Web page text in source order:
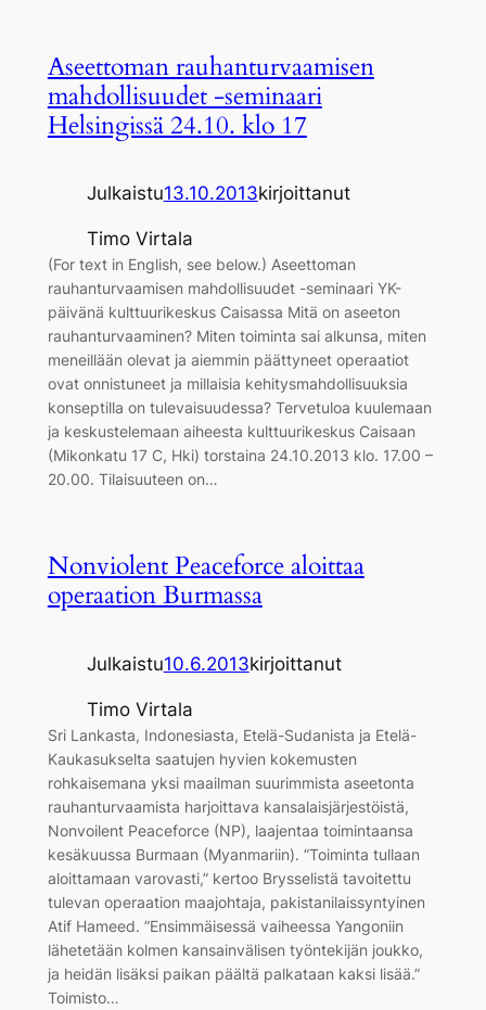
Aseettoman rauhanturvaamisen
mahdollisuudet -seminaari
Helsingissä 24.10. klo 17
Julkaistu13.10.2013kirjoittanut
Timo Virtala
(For text in English, see below.) Aseettoman
rauhanturvaamisen mahdollisuudet -seminaari YK-
päivänä kulttuurikeskus Caisassa Mitä on aseeton
rauhanturvaaminen? Miten toiminta sai alkunsa, miten
meneillään olevat ja aiemmin päättyneet operaatiot
ovat onnistuneet ja millaisia kehitysmahdollisuuksia
konseptilla on tulevaisuudessa? Tervetuloa kuulemaan
ja keskustelemaan aiheesta kulttuurikeskus Caisaan
(Mikonkatu 17 C, Hki) torstaina 24.10.2013 klo. 17.00 –
20.00. Tilaisuuteen on…
Nonviolent Peaceforce aloittaa
operaation Burmassa
Julkaistu10.6.2013kirjoittanut
Timo Virtala
Sri Lankasta, Indonesiasta, Etelä-Sudanista ja Etelä-
Kaukasukselta saatujen hyvien kokemusten
rohkaisemana yksi maailman suurimmista aseetonta
rauhanturvaamista harjoittava kansalaisjärjestöistä,
Nonvoilent Peaceforce (NP), laajentaa toimintaansa
kesäkuussa Burmaan (Myanmariin). ”Toiminta tullaan
aloittamaan varovasti,” kertoo Brysselistä tavoitettu
tulevan operaation maajohtaja, pakistanilaissyntyinen
Atif Hameed. ”Ensimmäisessä vaiheessa Yangoniin
lähetetään kolmen kansainvälisen työntekijän joukko,
ja heidän lisäksi paikan päältä palkataan kaksi lisää.”
Toimisto…